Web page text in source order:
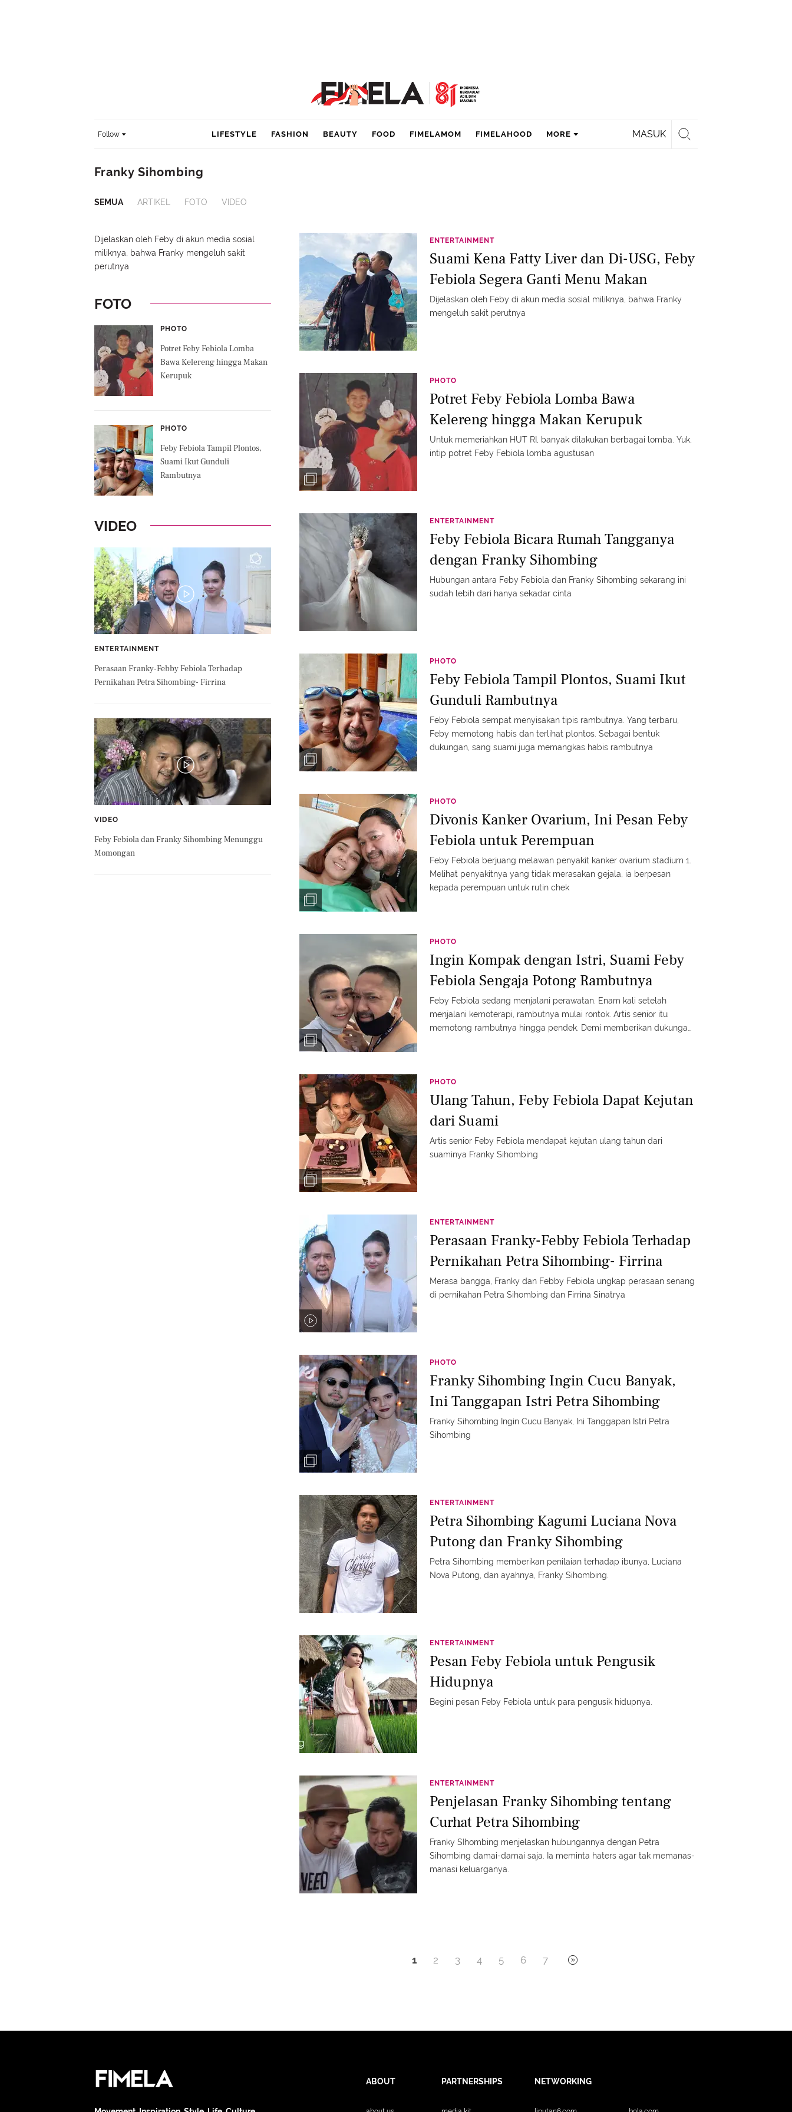
Follow MASUK
LIFESTYLE FASHION BEAUTY FOOD FIMELAMOM FIMELAHOOD MORE
Franky Sihombing
SEMUA ARTIKEL FOTO VIDEO
Dijelaskan oleh Feby di akun media sosial
miliknya, bahwa Franky mengeluh sakit
perutnya
FOTO
PHOTO
Potret Feby Febiola Lomba
Bawa Kelereng hingga Makan
Kerupuk
PHOTO
Feby Febiola Tampil Plontos,
Suami Ikut Gunduli
Rambutnya
VIDEO
ENTERTAINMENT
Perasaan Franky-Febby Febiola Terhadap
Pernikahan Petra Sihombing- Firrina
VIDEO
Feby Febiola dan Franky Sihombing Menunggu
Momongan
ENTERTAINMENT
Suami Kena Fatty Liver dan Di-USG, Feby
Febiola Segera Ganti Menu Makan
Dijelaskan oleh Feby di akun media sosial miliknya, bahwa Franky
mengeluh sakit perutnya
PHOTO
Potret Feby Febiola Lomba Bawa
Kelereng hingga Makan Kerupuk
Untuk memeriahkan HUT RI, banyak dilakukan berbagai lomba. Yuk,
intip potret Feby Febiola lomba agustusan
ENTERTAINMENT
Feby Febiola Bicara Rumah Tangganya
dengan Franky Sihombing
Hubungan antara Feby Febiola dan Franky Sihombing sekarang ini
sudah lebih dari hanya sekadar cinta
PHOTO
Feby Febiola Tampil Plontos, Suami Ikut
Gunduli Rambutnya
Feby Febiola sempat menyisakan tipis rambutnya. Yang terbaru,
Feby memotong habis dan terlihat plontos. Sebagai bentuk
dukungan, sang suami juga memangkas habis rambutnya
PHOTO
Divonis Kanker Ovarium, Ini Pesan Feby
Febiola untuk Perempuan
Feby Febiola berjuang melawan penyakit kanker ovarium stadium 1.
Melihat penyakitnya yang tidak merasakan gejala, ia berpesan
kepada perempuan untuk rutin chek
PHOTO
Ingin Kompak dengan Istri, Suami Feby
Febiola Sengaja Potong Rambutnya
Feby Febiola sedang menjalani perawatan. Enam kali setelah
menjalani kemoterapi, rambutnya mulai rontok. Artis senior itu
memotong rambutnya hingga pendek. Demi memberikan dukungan
PHOTO
Ulang Tahun, Feby Febiola Dapat Kejutan
dari Suami
Artis senior Feby Febiola mendapat kejutan ulang tahun dari
suaminya Franky Sihombing
ENTERTAINMENT
Perasaan Franky-Febby Febiola Terhadap
Pernikahan Petra Sihombing- Firrina
Merasa bangga, Franky dan Febby Febiola ungkap perasaan senang
di pernikahan Petra Sihombing dan Firrina Sinatrya
PHOTO
Franky Sihombing Ingin Cucu Banyak,
Ini Tanggapan Istri Petra Sihombing
Franky Sihombing Ingin Cucu Banyak, Ini Tanggapan Istri Petra
Sihombing
ENTERTAINMENT
Petra Sihombing Kagumi Luciana Nova
Putong dan Franky Sihombing
Petra Sihombing memberikan penilaian terhadap ibunya, Luciana
Nova Putong, dan ayahnya, Franky Sihombing.
ENTERTAINMENT
Pesan Feby Febiola untuk Pengusik
Hidupnya
Begini pesan Feby Febiola untuk para pengusik hidupnya.
ENTERTAINMENT
Penjelasan Franky Sihombing tentang
Curhat Petra Sihombing
Franky SIhombing menjelaskan hubungannya dengan Petra
Sihombing damai-damai saja. Ia meminta haters agar tak memanas-
manasi keluarganya.
1 2 3 4 5 6 7
ABOUT PARTNERSHIPS NETWORKING